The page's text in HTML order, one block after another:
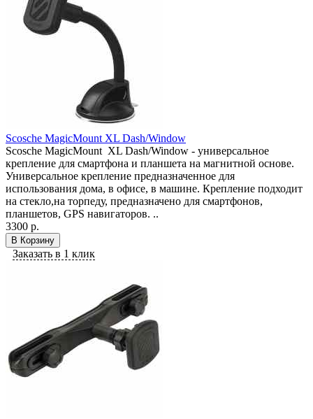
Scosche MagicMount XL Dash/Window
Scosche MagicMount XL Dash/Window - универсальное
крепление для смартфона и планшета на магнитной основе.
Универсальное крепление предназначенное для
использования дома, в офисе, в машине. Крепление подходит
на стекло,на торпеду, предназначено для смартфонов,
планшетов, GPS навигаторов. ..
3300 р.
В Корзину
Заказать в 1 клик